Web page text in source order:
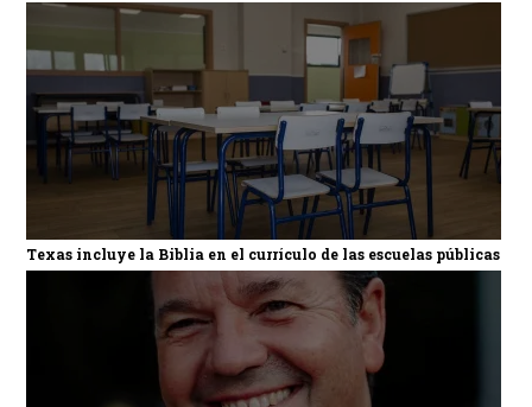
Texas incluye la Biblia en el currículo de las escuelas públicas